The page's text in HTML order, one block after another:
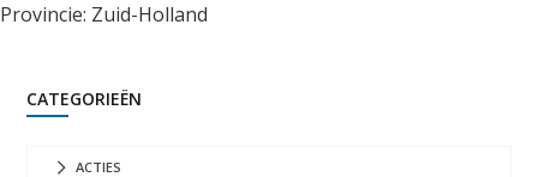
CATEGORIEËN
ACTIES
Provincie: Zuid-Holland